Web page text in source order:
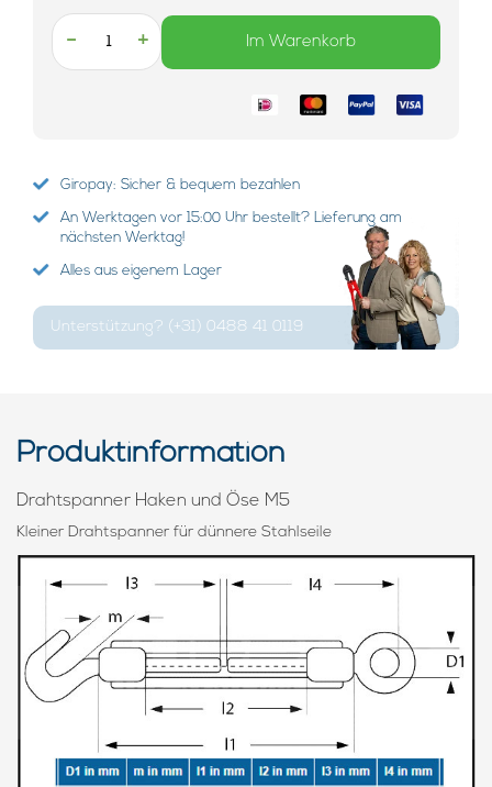
- + Im Warenkorb
Giropay: Sicher & bequem bezahlen
An Werktagen vor 15:00 Uhr bestellt? Lieferung am
nächsten Werktag!
Alles aus eigenem Lager
Unterstützung? (+31) 0488 41 0119
Produktinformation
Drahtspanner Haken und Öse M5
Kleiner Drahtspanner für dünnere Stahlseile